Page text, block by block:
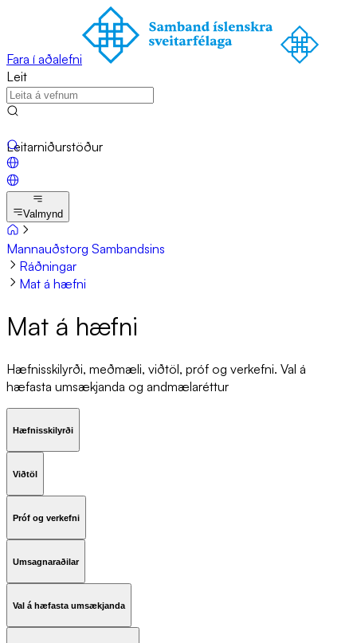
Fara í aðalefni
Leit
Leitarniðurstöður
Valmynd
Mannauðstorg Sambandsins
Ráðningar
Mat á hæfni
Mat á hæfni
Hæfnisskilyrði, meðmæli, viðtöl, próf og verkefni. Val á
hæfasta umsækjanda og andmælaréttur
Hæfnisskilyrði
Viðtöl
Próf og verkefni
Umsagnaraðilar
Val á hæfasta umsækjanda